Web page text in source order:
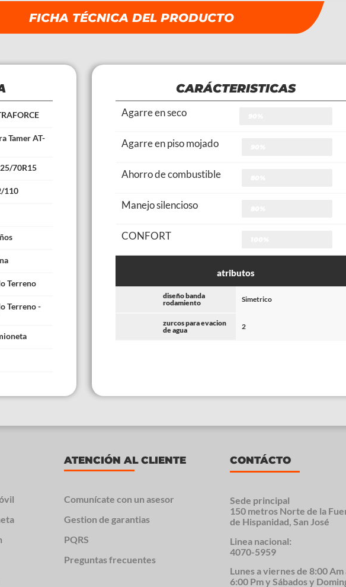
FICHA TÉCNICA DEL PRODUCTO
Tamer AT-
70R15
110
Terreno
Terreno -
CARÁCTERISTICAS
Agarre en seco
Agarre en piso mojado
Ahorro de combustible
Manejo silencioso
CONFORT
atributos
diseño banda
rodamiento
Simetrico
zurcos para evacion
de agua
2
ATENCIÓN AL CLIENTE
Comunícate con un asesor
Gestion de garantias
PQRS
Preguntas frecuentes
CONTÁCTO
Sede principal
150 metros Norte de la
de Hispanidad, San José
Linea nacional:
4070-5959
Lunes a viernes de 8:00 Am
6:00 Pm y Sábados y